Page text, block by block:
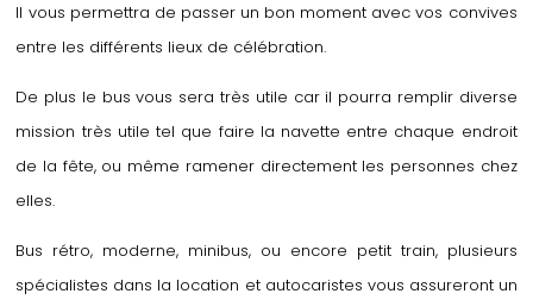
Il vous permettra de passer un bon moment avec vos convives
entre les différents lieux de célébration.
De plus le bus vous sera très utile car il pourra remplir diverse
mission très utile tel que faire la navette entre chaque endroit
de la fête, ou même ramener directement les personnes chez
elles.
Bus rétro, moderne, minibus, ou encore petit train, plusieurs
spécialistes dans la location et autocaristes vous assureront un